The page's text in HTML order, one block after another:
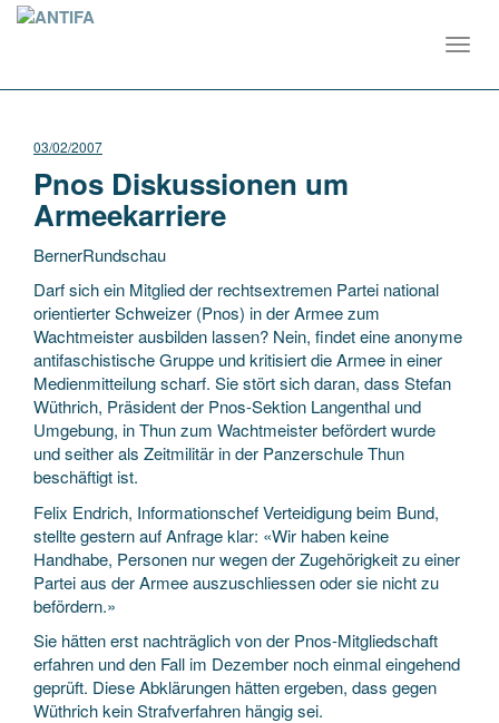
03/02/2007
Pnos Diskussionen um
Armeekarriere
BernerRundschau
Darf sich ein Mitglied der rechtsextremen Partei national
orientierter Schweizer (Pnos) in der Armee zum
Wachtmeister ausbilden lassen? Nein, findet eine anonyme
antifaschistische Gruppe und kritisiert die Armee in einer
Medienmitteilung scharf. Sie stört sich daran, dass Stefan
Wüthrich, Präsident der Pnos-Sektion Langenthal und
Umgebung, in Thun zum Wachtmeister befördert wurde
und seither als Zeitmilitär in der Panzerschule Thun
beschäftigt ist.
Felix Endrich, Informationschef Verteidigung beim Bund,
stellte gestern auf Anfrage klar: «Wir haben keine
Handhabe, Personen nur wegen der Zugehörigkeit zu einer
Partei aus der Armee auszuschliessen oder sie nicht zu
befördern.»
Sie hätten erst nachträglich von der Pnos-Mitgliedschaft
erfahren und den Fall im Dezember noch einmal eingehend
geprüft. Diese Abklärungen hätten ergeben, dass gegen
Wüthrich kein Strafverfahren hängig sei.